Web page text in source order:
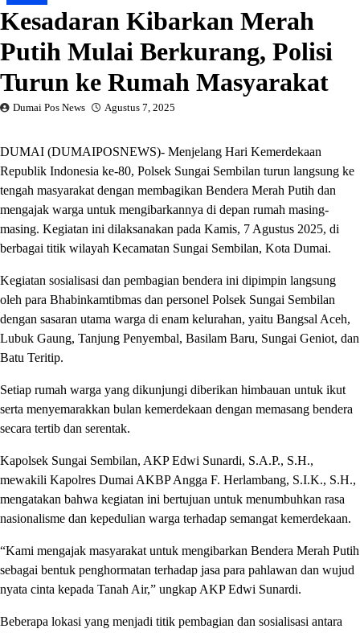
Kesadaran Kibarkan Merah
Putih Mulai Berkurang, Polisi
Turun ke Rumah Masyarakat
Dumai Pos News Agustus 7, 2025
DUMAI (DUMAIPOSNEWS)- Menjelang Hari Kemerdekaan
Republik Indonesia ke-80, Polsek Sungai Sembilan turun langsung ke
tengah masyarakat dengan membagikan Bendera Merah Putih dan
mengajak warga untuk mengibarkannya di depan rumah masing-
masing. Kegiatan ini dilaksanakan pada Kamis, 7 Agustus 2025, di
berbagai titik wilayah Kecamatan Sungai Sembilan, Kota Dumai.
Kegiatan sosialisasi dan pembagian bendera ini dipimpin langsung
oleh para Bhabinkamtibmas dan personel Polsek Sungai Sembilan
dengan sasaran utama warga di enam kelurahan, yaitu Bangsal Aceh,
Lubuk Gaung, Tanjung Penyembal, Basilam Baru, Sungai Geniot, dan
Batu Teritip.
Setiap rumah warga yang dikunjungi diberikan himbauan untuk ikut
serta menyemarakkan bulan kemerdekaan dengan memasang bendera
secara tertib dan serentak.
Kapolsek Sungai Sembilan, AKP Edwi Sunardi, S.A.P., S.H.,
mewakili Kapolres Dumai AKBP Angga F. Herlambang, S.I.K., S.H.,
mengatakan bahwa kegiatan ini bertujuan untuk menumbuhkan rasa
nasionalisme dan kepedulian warga terhadap semangat kemerdekaan.
“Kami mengajak masyarakat untuk mengibarkan Bendera Merah Putih
sebagai bentuk penghormatan terhadap jasa para pahlawan dan wujud
nyata cinta kepada Tanah Air,” ungkap AKP Edwi Sunardi.
Beberapa lokasi yang menjadi titik pembagian dan sosialisasi antara